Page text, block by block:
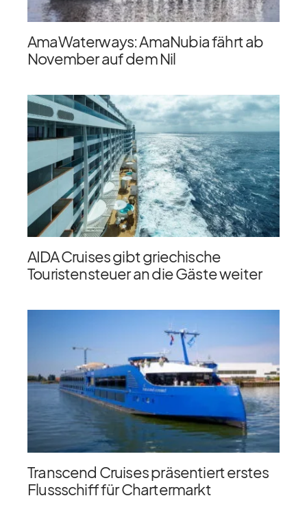
AmaWaterways: AmaNubia fährt ab
November auf dem Nil
AIDA Cruises gibt griechische
Touristensteuer an die Gäste weiter
Transcend Cruises präsentiert erstes
Flussschiff für Chartermarkt